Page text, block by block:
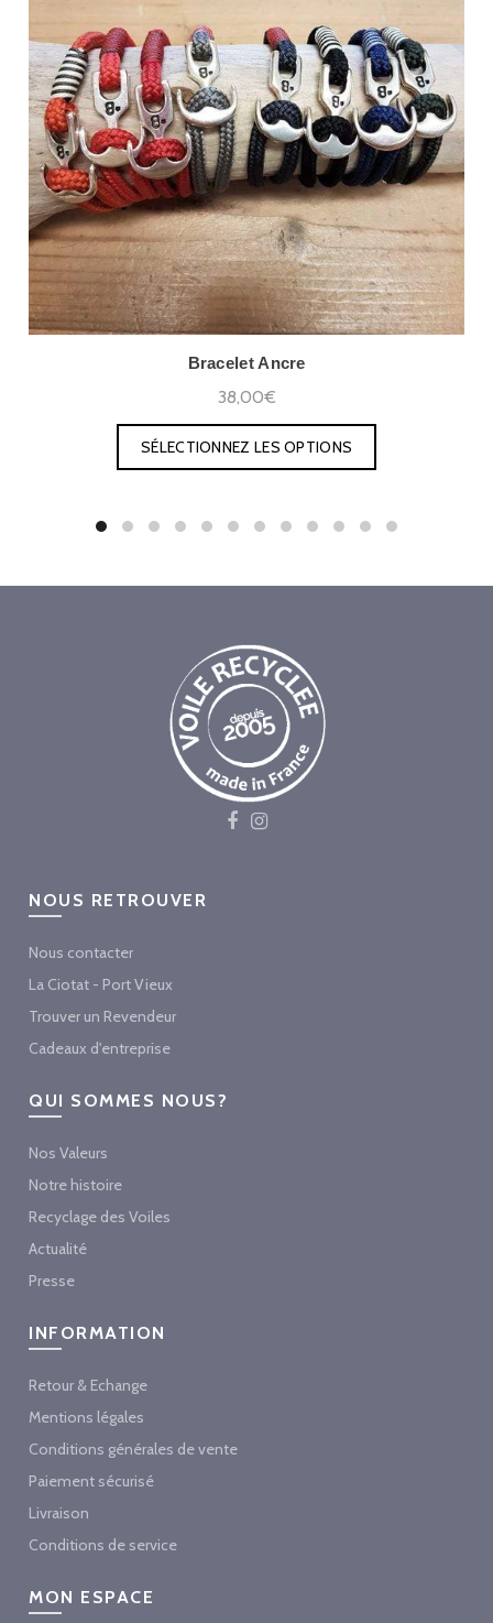
Bracelet Ancre
38,00€
SÉLECTIONNEZ LES OPTIONS
NOUS RETROUVER
Nous contacter
La Ciotat - Port Vieux
Trouver un Revendeur
Cadeaux d'entreprise
QUI SOMMES NOUS?
Nos Valeurs
Notre histoire
Recyclage des Voiles
Actualité
Presse
INFORMATION
Retour & Echange
Mentions légales
Conditions générales de vente
Paiement sécurisé
Livraison
Conditions de service
MON ESPACE